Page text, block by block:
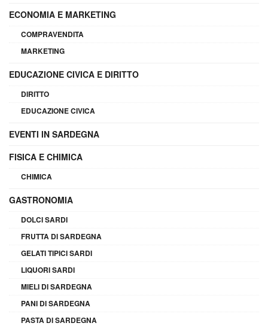
ECONOMIA E MARKETING
COMPRAVENDITA
MARKETING
EDUCAZIONE CIVICA E DIRITTO
DIRITTO
EDUCAZIONE CIVICA
EVENTI IN SARDEGNA
FISICA E CHIMICA
CHIMICA
GASTRONOMIA
DOLCI SARDI
FRUTTA DI SARDEGNA
GELATI TIPICI SARDI
LIQUORI SARDI
MIELI DI SARDEGNA
PANI DI SARDEGNA
PASTA DI SARDEGNA